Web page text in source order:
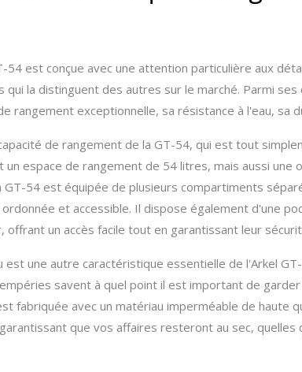
54 est conçue avec une attention particulière aux
qui la distinguent des autres sur le marché. Parmi
rangement exceptionnelle, sa résistance à l'eau, sa
de rangement de la GT-54, qui est tout
un espace de rangement de 54 litres, mais aussi une
GT-54 est équipée de plusieurs compartiments
et accessible. Il dispose également d'une
offrant un accès facile tout en garantissant leur
est une autre caractéristique essentielle de l'Arkel
savent à quel point il est important de
fabriquée avec un matériau imperméable de haute
que vos affaires resteront au sec, quelles